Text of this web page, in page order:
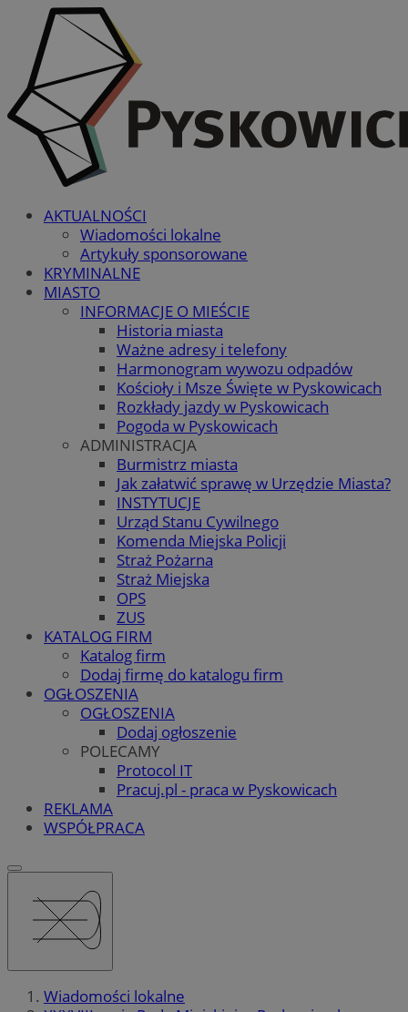
AKTUALNOŚCI
Wiadomości lokalne
Artykuły sponsorowane
KRYMINALNE
MIASTO
INFORMACJE O MIEŚCIE
Historia miasta
Ważne adresy i telefony
Harmonogram wywozu odpadów
Kościoły i Msze Święte w Pyskowicach
Rozkłady jazdy w Pyskowicach
Pogoda w Pyskowicach
ADMINISTRACJA
Burmistrz miasta
Jak załatwić sprawę w Urzędzie Miasta?
INSTYTUCJE
Urząd Stanu Cywilnego
Komenda Miejska Policji
Straż Pożarna
Straż Miejska
OPS
ZUS
KATALOG FIRM
Katalog firm
Dodaj firmę do katalogu firm
OGŁOSZENIA
OGŁOSZENIA
Dodaj ogłoszenie
POLECAMY
Protocol IT
Pracuj.pl - praca w Pyskowicach
REKLAMA
WSPÓŁPRACA
Wiadomości lokalne